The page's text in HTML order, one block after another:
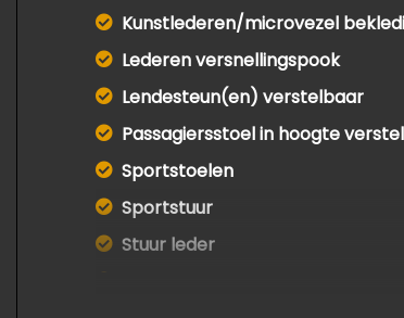
Kunstlederen/microvezel
Lederen versnellingspook
Lendesteun(en) verstelbaar
Passagiersstoel in hoogte
Sportstoelen
Sportstuur
Stuur leder